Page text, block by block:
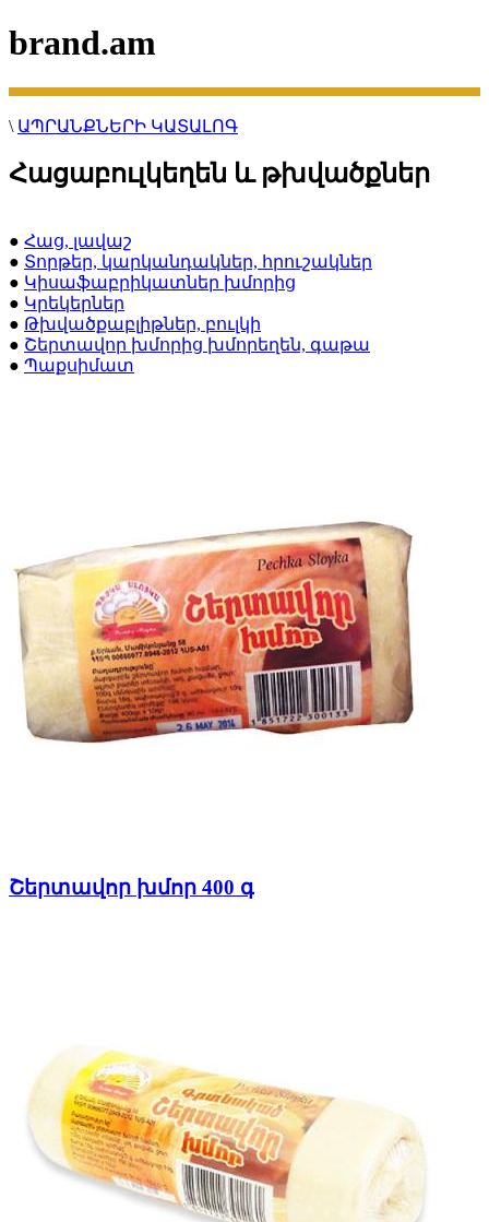
brand.am
\ ԱՊՐԱՆՔՆԵՐԻ ԿԱՏԱԼՈԳ
Հացաբուլկեղեն և թխվածքներ
● Հաց, լավաշ
● Տորթեր, կարկանդակներ, հրուշակներ
● Կիսաֆաբրիկատներ խմորից
● Կրեկերներ
● Թխվածքաբլիթներ, բուլկի
● Շերտավոր խմորից խմորեղեն, գաթա
● Պաքսիմատ
Շերտավոր խմոր 400 գ